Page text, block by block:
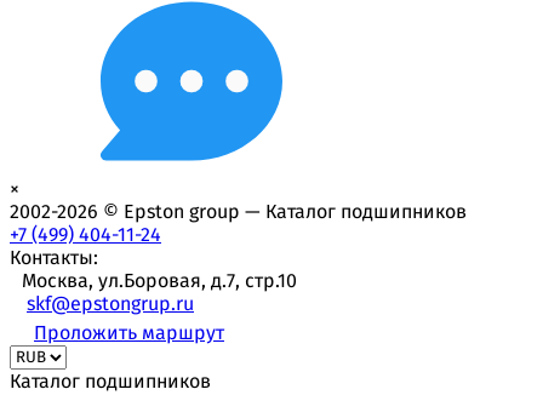
×
2002-2026 © Epston group — Каталог подшипников
+7 (499) 404-11-24
Контакты:
Москва, ул.Боровая, д.7, стр.10
skf@epstongrup.ru
Проложить маршрут
Каталог подшипников